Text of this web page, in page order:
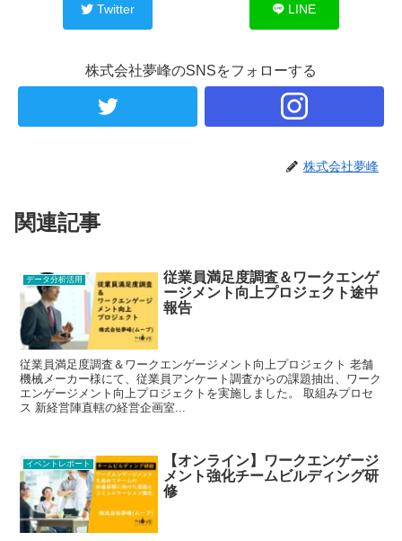
Twitter LINE
株式会社夢峰のSNSをフォローする
株式会社夢峰
関連記事
データ分析活用
従業員満足度調査＆ワークエンゲ
ージメント向上プロジェクト途中
報告
従業員満足度調査＆ワークエンゲージメント向上プロジェクト 老舗
機械メーカー様にて、従業員アンケート調査からの課題抽出、ワーク
エンゲージメント向上プロジェクトを実施しました。 取組みプロセ
ス 新経営陣直轄の経営企画室...
イベントレポート
【オンライン】ワークエンゲージ
メント強化チームビルディング研
修